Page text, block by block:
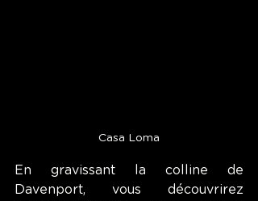
Casa Loma
En gravissant la colline de
Davenport, vous découvrirez